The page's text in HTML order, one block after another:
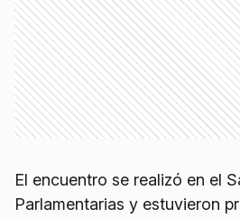
El encuentro se realizó en el
Parlamentarias y estuvieron